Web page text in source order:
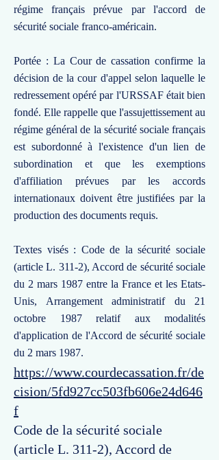
régime français prévue par l'accord de
sécurité sociale franco-américain.
Portée : La Cour de cassation confirme la
décision de la cour d'appel selon laquelle le
redressement opéré par l'URSSAF était bien
fondé. Elle rappelle que l'assujettissement au
régime général de la sécurité sociale français
est subordonné à l'existence d'un lien de
subordination et que les exemptions
d'affiliation prévues par les accords
internationaux doivent être justifiées par la
production des documents requis.
Textes visés : Code de la sécurité sociale
(article L. 311-2), Accord de sécurité sociale
du 2 mars 1987 entre la France et les Etats-
Unis, Arrangement administratif du 21
octobre 1987 relatif aux modalités
d'application de l'Accord de sécurité sociale
du 2 mars 1987.
https://www.courdecassation.fr/de
cision/5fd927cc503fb606e24d646
f
Code de la sécurité sociale
(article L. 311-2), Accord de